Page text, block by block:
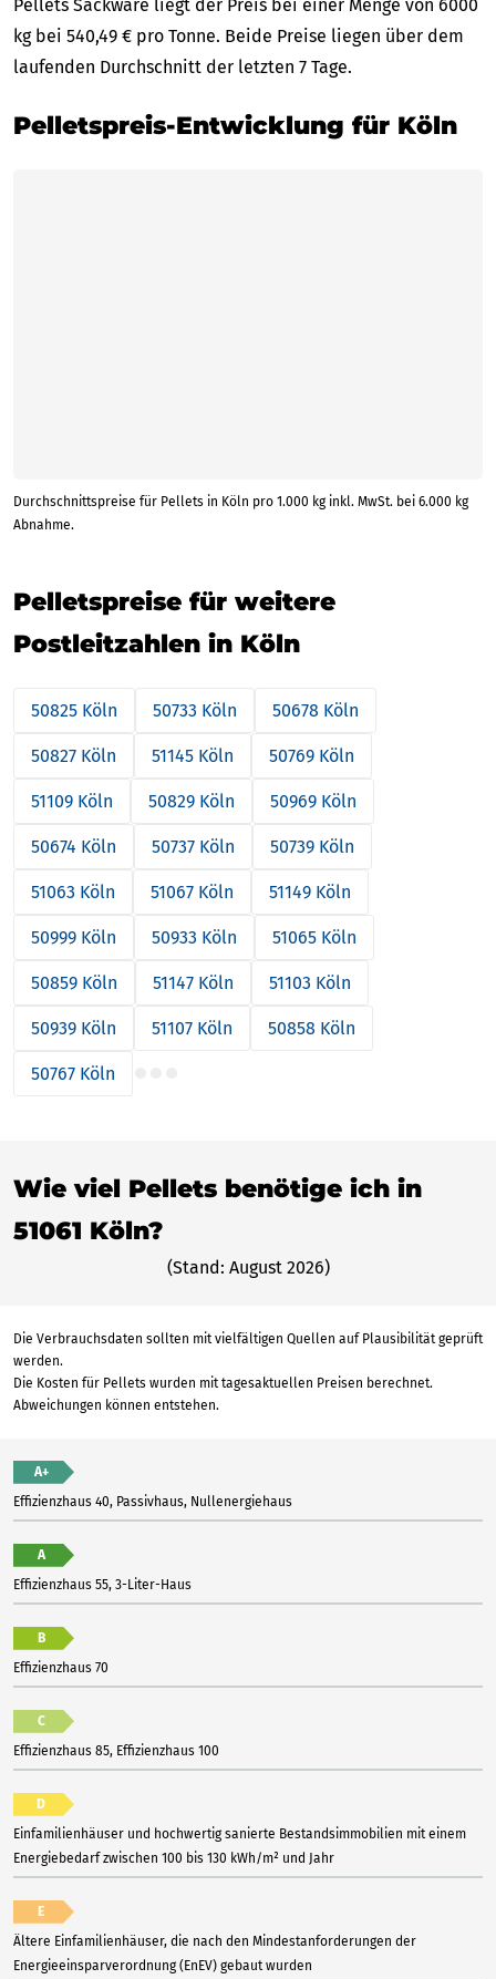
Pellets Sackware liegt der Preis bei einer Menge von 6000
kg bei 540,49 € pro Tonne. Beide Preise liegen über dem
laufenden Durchschnitt der letzten 7 Tage.
Pelletspreis-Entwicklung für Köln
Durchschnittspreise für Pellets in Köln pro 1.000 kg inkl. MwSt. bei 6.000 kg
Abnahme.
Pelletspreise für weitere
Postleitzahlen in Köln
50825 Köln 50733 Köln 50678 Köln
50827 Köln 51145 Köln 50769 Köln
51109 Köln 50829 Köln 50969 Köln
50674 Köln 50737 Köln 50739 Köln
51063 Köln 51067 Köln 51149 Köln
50999 Köln 50933 Köln 51065 Köln
50859 Köln 51147 Köln 51103 Köln
50939 Köln 51107 Köln 50858 Köln
50767 Köln
Wie viel Pellets benötige ich in
51061 Köln?
(Stand: August 2026)
Die Verbrauchsdaten sollten mit vielfältigen Quellen auf Plausibilität geprüft
werden.
Die Kosten für Pellets wurden mit tagesaktuellen Preisen berechnet.
Abweichungen können entstehen.
A+
Effizienzhaus 40, Passivhaus, Nullenergiehaus
A
Effizienzhaus 55, 3-Liter-Haus
B
Effizienzhaus 70
C
Effizienzhaus 85, Effizienzhaus 100
D
Einfamilienhäuser und hochwertig sanierte Bestandsimmobilien mit einem
Energiebedarf zwischen 100 bis 130 kWh/m² und Jahr
E
Ältere Einfamilienhäuser, die nach den Mindestanforderungen der
Energieeinsparverordnung (EnEV) gebaut wurden